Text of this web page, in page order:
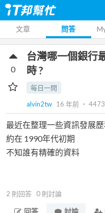
文章 問答
台灣哪一個銀行
時 ?
每日一問
alvin2tw 16 年前 ‧ 4473
0
最近在整理一些資訊發展
約在 1990年代初期
不知誰有精確的資料
2 則回答 0 則討論
回答
討論